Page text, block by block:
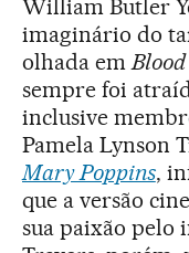
William Butler
imaginário do
olhada em
sempre foi
inclusive
Pamela Lynson
Mary Poppins,
que a versão
sua paixão pelo